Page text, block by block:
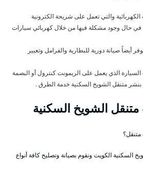
والتي تعمل على شريحة الكترونية
في حال وجود مشكلة فيها من خلال كهربائي سيارات
صيانة دورية للبطارية والفرامل وتعيير
الذي يعمل على الريمونت كنترول أو البصمة
متنقل الشويخ السكنية خدمة الطرق .
الشويخ السكنية
السكنية الكويت ونقوم بصيانة وتصليح كافة أنواع